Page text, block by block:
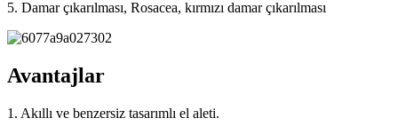
5. Damar çıkarılması, Rosacea, kırmızı damar çıkarılması
Avantajlar
1. Akıllı ve benzersiz tasarımlı el aleti.